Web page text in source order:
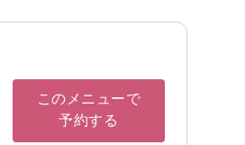
このメニューで
予約する